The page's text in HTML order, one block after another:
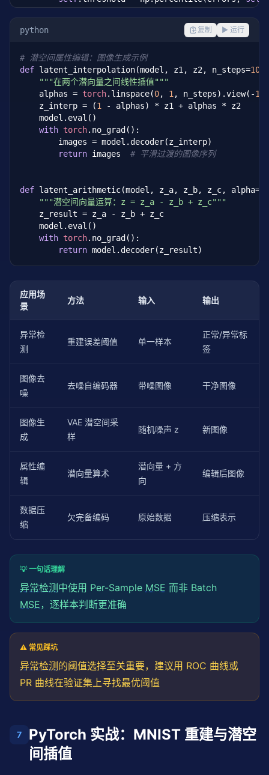
with torch.no_grad():
            x_recon, _ =
self.ae(x)
            error =
torch.mean((x - x_recon)
            return (error >
self.threshold).int()
python 复制 ▶ 运行
# 潜空间属性编辑：图像生成示例
def latent_interpolation(model, z1, z2, n_steps=10
"""在两个潜向量之间线性插值"""
    alphas =
torch.linspace(0, 1 , n_steps).view(-1
    z_interp = (
1
- alphas) * z1 + alphas * z2
    model.eval()
with torch.no_grad():
        images = model.decoder(z_interp)
return images # 平滑过渡的图像序列
def latent_arithmetic(model, z_a, z_b, z_c, alpha=
"""潜空间向量运算：z = z_a - z_b + z_c"""
    z_result = z_a - z_b + z_c
    model.eval()
with torch.no_grad():
return model.decoder(z_result)
应用场
景
方法 输入 输出
异常检
测
重建误差阈值 单一样本
正常/异常标
签
图像去
噪
去噪自编码器 带噪图像 干净图像
图像生
成
VAE 潜空间采
样
随机噪声 z 新图像
属性编
辑
潜向量算术
潜向量 + 方
向
编辑后图像
数据压
缩
欠完备编码 原始数据 压缩表示
💡 一句话理解
异常检测 中使用 Per-Sample MSE 而非 Batch
MSE，逐样本判断更准确
⚠️ 常见踩坑
异常检测 的阈值选择至关重要，建议用 ROC 曲线或
PR 曲线在验证集上寻找最优阈值
7
PyTorch 实战：MNIST 重建与潜空
间插值